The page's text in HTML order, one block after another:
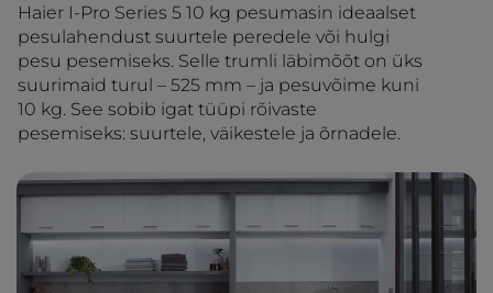
Haier I-Pro Series 5 10 kg pesumasin ideaalset
pesulahendust suurtele peredele või hulgi
pesu pesemiseks. Selle trumli läbimõõt on üks
suurimaid turul – 525 mm – ja pesuvõime kuni
10 kg. See sobib igat tüüpi rõivaste
pesemiseks: suurtele, väikestele ja õrnadele.